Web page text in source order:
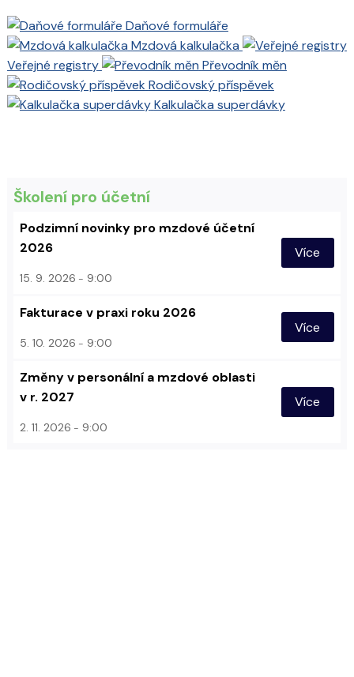
Daňové formuláře
Mzdová kalkulačka
Veřejné registry
Převodník měn
Rodičovský příspěvek
Kalkulačka superdávky
Školení pro účetní
Podzimní novinky pro mzdové účetní
2026
15. 9. 2026 9:00
Více
Fakturace v praxi roku 2026
5. 10. 2026 9:00
Více
Změny v personální a mzdové oblasti
v r. 2027
2. 11. 2026 9:00
Více